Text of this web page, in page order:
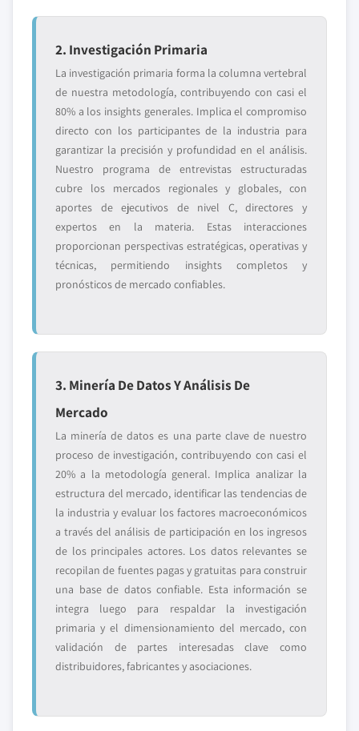
2. Investigación Primaria
La investigación primaria forma la columna vertebral
de nuestra metodología, contribuyendo con casi el
80% a los insights generales. Implica el compromiso
directo con los participantes de la industria para
garantizar la precisión y profundidad en el análisis.
Nuestro programa de entrevistas estructuradas
cubre los mercados regionales y globales, con
aportes de ejecutivos de nivel C, directores y
expertos en la materia. Estas interacciones
proporcionan perspectivas estratégicas, operativas y
técnicas, permitiendo insights completos y
pronósticos de mercado confiables.
3. Minería De Datos Y Análisis De
Mercado
La minería de datos es una parte clave de nuestro
proceso de investigación, contribuyendo con casi el
20% a la metodología general. Implica analizar la
estructura del mercado, identificar las tendencias de
la industria y evaluar los factores macroeconómicos
a través del análisis de participación en los ingresos
de los principales actores. Los datos relevantes se
recopilan de fuentes pagas y gratuitas para construir
una base de datos confiable. Esta información se
integra luego para respaldar la investigación
primaria y el dimensionamiento del mercado, con
validación de partes interesadas clave como
distribuidores, fabricantes y asociaciones.